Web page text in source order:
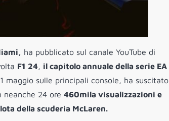
ha pubblicato sul canale YouTube di
F1 24, il capitolo annuale della serie EA
maggio sulle principali console, ha suscitato
24 ore 460mila visualizzazioni e
della scuderia McLaren.